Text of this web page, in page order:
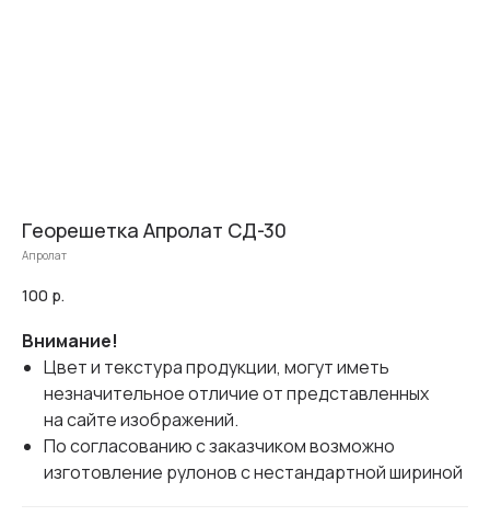
Георешетка Апролат СД-30
Апролат
100 р.
Внимание!
Цвет и текстура продукции, могут иметь
незначительное отличие от представленных
на сайте изображений.
По согласованию с заказчиком возможно
изготовление рулонов с нестандартной шириной